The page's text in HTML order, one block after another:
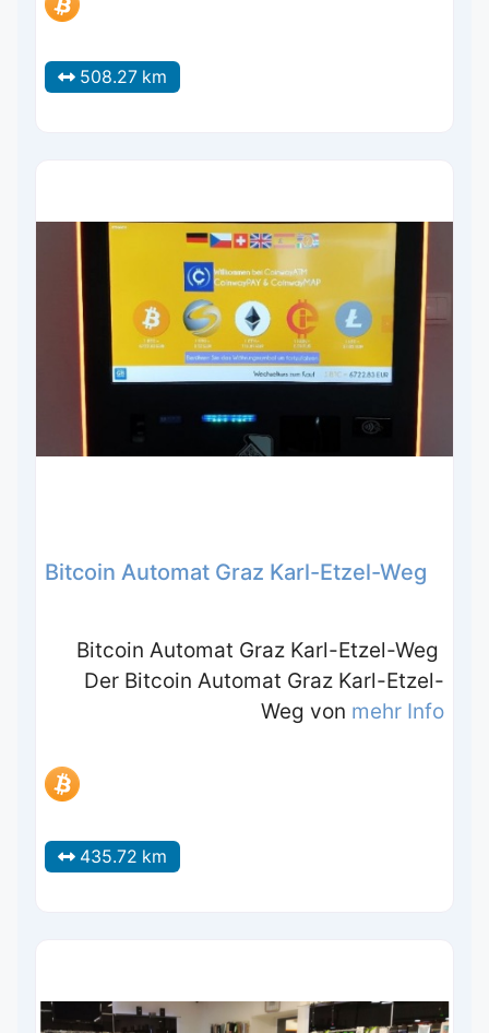
508.27 km
Bitcoin Automat Graz Karl-Etzel-Weg
Bitcoin Automat Graz Karl-Etzel-Weg
Der Bitcoin Automat Graz Karl-Etzel-
Weg von mehr Info
435.72 km